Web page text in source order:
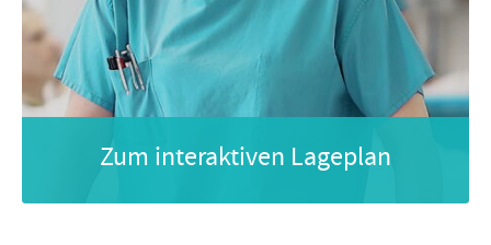
Zum interaktiven Lageplan